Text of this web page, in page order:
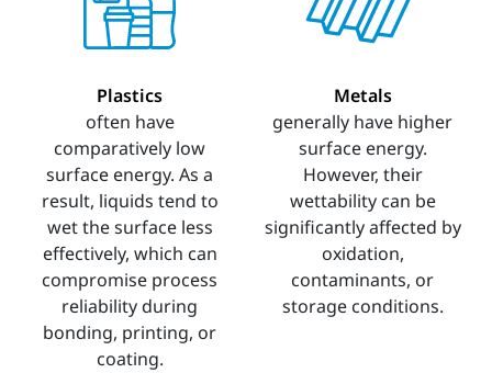
Plastics
often have
comparatively low
surface energy. As a
result, liquids tend to
wet the surface less
effectively, which can
compromise process
reliability during
bonding, printing, or
coating.
Metals
generally have higher
surface energy.
However, their
wettability can be
significantly affected by
oxidation,
contaminants, or
storage conditions.